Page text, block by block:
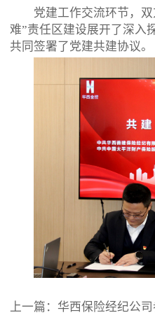
党建工作交流环节，
难”责任区建设展开了深入
共同签署了党建共建协议。
上一篇： 华西保险经纪公